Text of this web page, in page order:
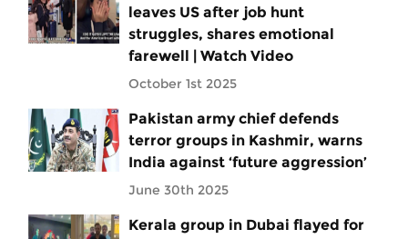
leaves US after job hunt
struggles, shares emotional
farewell | Watch Video
October 1st 2025
Pakistan army chief defends
terror groups in Kashmir, warns
India against ‘future aggression’
June 30th 2025
Kerala group in Dubai flayed for